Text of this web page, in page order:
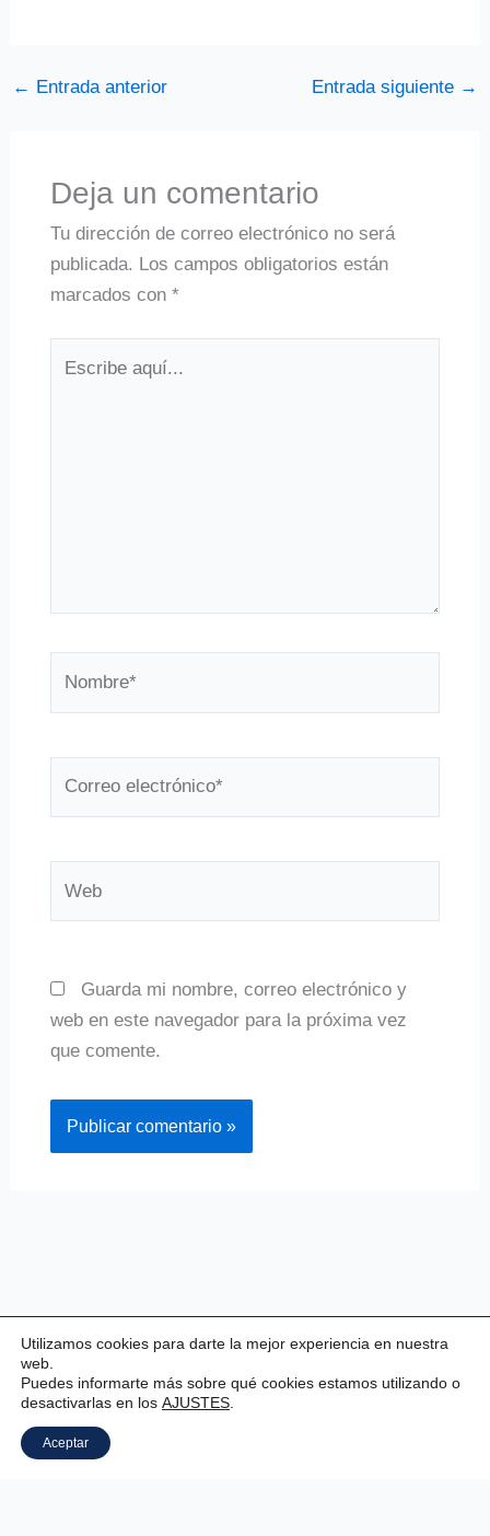
← Entrada anterior Entrada siguiente →
Deja un comentario
Tu dirección de correo electrónico no será
publicada. Los campos obligatorios están
marcados con *
Guarda mi nombre, correo electrónico y
web en este navegador para la próxima vez
que comente.
Copyright © 2026 Valladolid Club Esgrima
Utilizamos cookies para darte la mejor experiencia en nuestra
web.
Puedes informarte más sobre qué cookies estamos utilizando o
desactivarlas en los AJUSTES
Aceptar